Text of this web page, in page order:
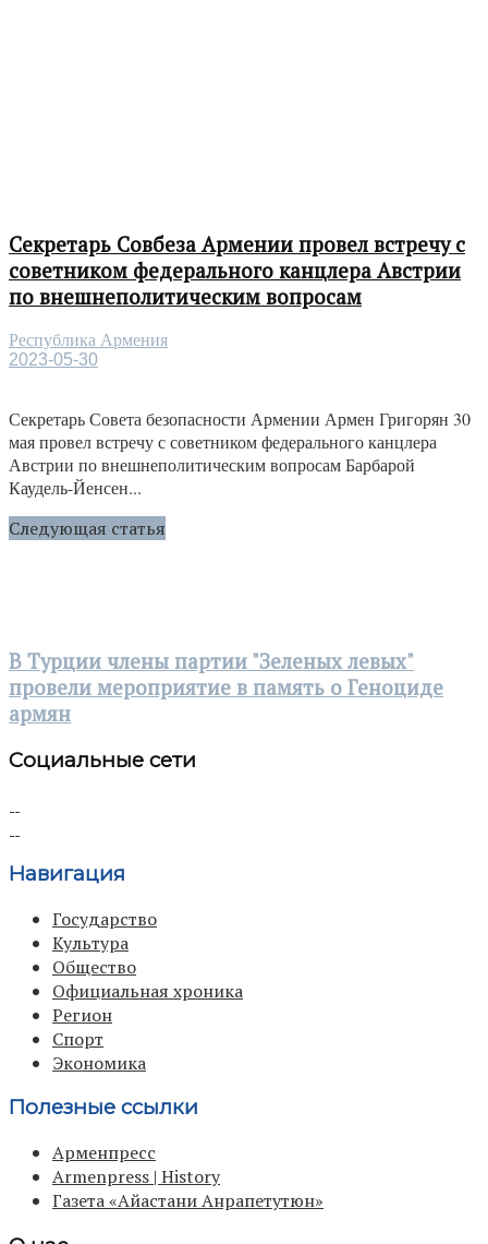
Секретарь Совбеза Армении провел встречу с
советником федерального канцлера Австрии
по внешнеполитическим вопросам
Республика Армения
2023-05-30
Секретарь Совета безопасности Армении Армен Григорян 30
мая провел встречу с советником федерального канцлера
Австрии по внешнеполитическим вопросам Барбарой
Каудель-Йенсен...
Следующая статья
В Турции члены партии "Зеленых левых"
провели мероприятие в память о Геноциде
армян
Социальные сети
Навигация
Государство
Культура
Общество
Официальная хроника
Регион
Спорт
Экономика
Полезные ссылки
Арменпресс
Armenpress | History
Газета «Айастани Анрапетутюн»